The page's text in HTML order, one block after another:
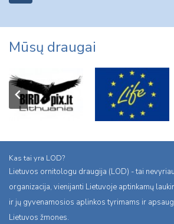
Mūsų draugai
Kas tai yra LOD?
Lietuvos ornitologu draugija (LOD) - tai
organizacija, vienijanti Lietuvoje aptinkamų
ir jų gyvenamosios aplinkos tyrimams ir
Lietuvos žmones.